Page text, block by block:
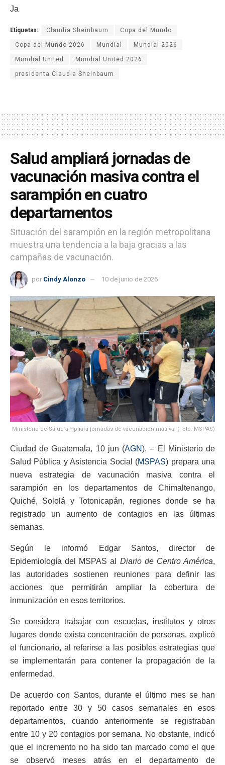
Ja
Etiquetas: Claudia Sheinbaum Copa del Mundo
Copa del Mundo 2026 Mundial Mundial 2026
Mundial United Mundial United 2026
presidenta Claudia Sheinbaum
Salud ampliará jornadas de
vacunación masiva contra el
sarampión en cuatro
departamentos
Situación del sarampión en la región metropolitana
muestra una tendencia a la baja gracias a las
campañas de vacunación.
por Cindy Alonzo 10 de junio de 2026
Ministerio de Salud ampliará jornadas de vacunación masiva. (Foto: MSPAS)
Ciudad de Guatemala, 10 jun (AGN). – El Ministerio de
Salud Pública y Asistencia Social (MSPAS) prepara una
nueva estrategia de vacunación masiva contra el
sarampión en los departamentos de Chimaltenango,
Quiché, Sololá y Totonicapán, regiones donde se ha
registrado un aumento de contagios en las últimas
semanas.
Según le informó Edgar Santos, director de
Epidemiología del MSPAS al Diario de Centro América,
las autoridades sostienen reuniones para definir las
acciones que permitirán ampliar la cobertura de
inmunización en esos territorios.
Se considera trabajar con escuelas, institutos y otros
lugares donde exista concentración de personas, explicó
el funcionario, al referirse a las posibles estrategias que
se implementarán para contener la propagación de la
enfermedad.
De acuerdo con Santos, durante el último mes se han
reportado entre 30 y 50 casos semanales en esos
departamentos, cuando anteriormente se registraban
entre 10 y 20 contagios por semana. No obstante, indicó
que el incremento no ha sido tan marcado como el que
se observó meses atrás en el departamento de